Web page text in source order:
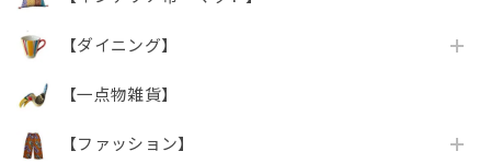
【ダイニング】
【一点物雑貨】
【ファッション】